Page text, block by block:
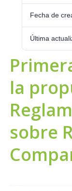
Fecha de
Última
la
sobre